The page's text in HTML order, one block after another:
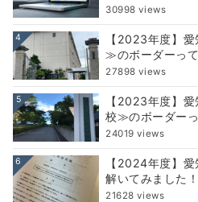
30998 views
4
【2023年度】
≫のボーダーっ
27898 views
5
【2023年度】
校≫のボーダー
24019 views
6
【2024年度】
解いてみました！
21628 views